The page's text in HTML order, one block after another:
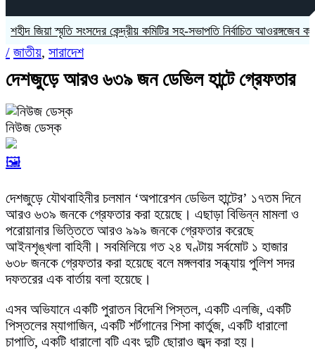
জিয়া স্মৃতি সংসদের কেন্দ্রীয় কমিটির সহ-সভাপতি নির্বাচিত আওরঙ্গজেব কামাল
/ জাতীয়, সারাদেশ
দেশজুড়ে আরও ৬৩৯ জন ডেভিল হান্টে গ্রেফতার
নিউজ ডেস্ক
🖼️
দেশজুড়ে যৌথবাহিনীর চলমান ‘অপারেশন ডেভিল হান্টের’ ১৭তম দিনে
আরও ৬৩৯ জনকে গ্রেফতার করা হয়েছে। এছাড়া বিভিন্ন মামলা ও
পরোয়ানার ভিত্তিতে আরও ৯৯৯ জনকে গ্রেফতার করেছে
আইনশৃঙ্খলা বাহিনী। সবমিলিয়ে গত ২৪ ঘণ্টায় সর্বমোট ১ হাজার
৬৩৮ জনকে গ্রেফতার করা হয়েছে বলে মঙ্গলবার সন্ধ্যায় পুলিশ সদর
দফতরের এক বার্তায় বলা হয়েছে।
এসব অভিযানে একটি পুরাতন বিদেশি পিস্তল, একটি এলজি, একটি
পিস্তলের ম্যাগাজিন, একটি শর্টগানের শিসা কার্তুজ, একটি ধারালো
চাপাতি, একটি ধারালো বটি এবং দুটি ছোরাও জব্দ করা হয়।